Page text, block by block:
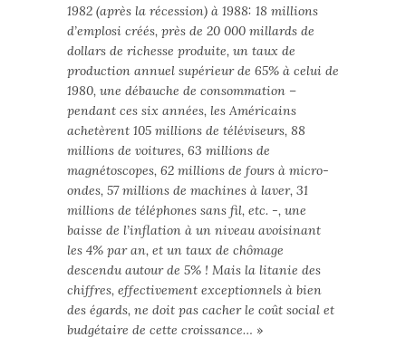
1982 (après la récession) à 1988: 18 millions
d’emplosi créés, près de 20 000 millards de
dollars de richesse produite, un taux de
production annuel supérieur de 65% à celui de
1980, une débauche de consommation –
pendant ces six années, les Américains
achetèrent 105 millions de téléviseurs, 88
millions de voitures, 63 millions de
magnétoscopes, 62 millions de fours à micro-
ondes, 57 millions de machines à laver, 31
millions de téléphones sans fil, etc. -, une
baisse de l’inflation à un niveau avoisinant
les 4% par an, et un taux de chômage
descendu autour de 5% ! Mais la litanie des
chiffres, effectivement exceptionnels à bien
des égards, ne doit pas cacher le coût social et
budgétaire de cette croissance… »